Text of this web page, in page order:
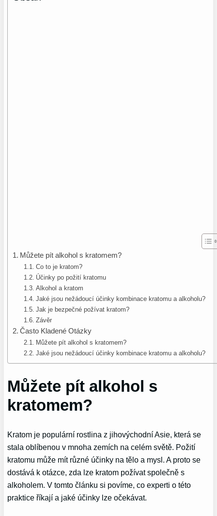
Můžete pít alkohol s kratomem?
Co to je kratom?
Účinky po požití kratomu
Alkohol a kratom
Jaké jsou nežádoucí účinky kombinace kratomu a alkoholu?
Jak je bezpečné požívat kratom?
Závěr
Často Kladené Otázky
Můžete pít alkohol s kratomem?
Jaké jsou nežádoucí účinky kombinace kratomu a alkoholu?
Můžete pít alkohol s
kratomem?
Kratom je populární rostlina z jihovýchodní Asie, která se
stala oblíbenou v mnoha zemích na celém světě. Požití
kratomu může mít různé účinky na tělo a mysl. A proto se
dostává k otázce, zda lze kratom požívat společně s
alkoholem. V tomto článku si povíme, co experti o této
praktice říkají a jaké účinky lze očekávat.